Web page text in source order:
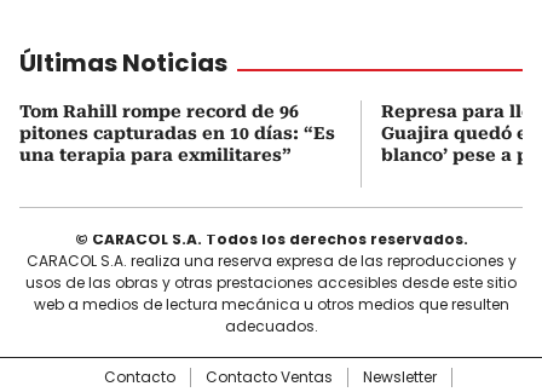
Últimas Noticias
Tom Rahill rompe record de 96
pitones capturadas en 10 días: “Es
una terapia para exmilitares”
Represa para
Guajira quedó en
blanco’ pese a
© CARACOL S.A. Todos los derechos reservados.
CARACOL S.A. realiza una reserva expresa de las reproducciones y
usos de las obras y otras prestaciones accesibles desde este sitio
web a medios de lectura mecánica u otros medios que resulten
adecuados.
Contacto Contacto Ventas
Newsletter